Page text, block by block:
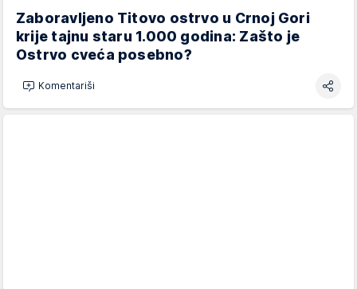
Zaboravljeno Titovo ostrvo u Crnoj Gori
krije tajnu staru 1.000 godina: Zašto je
Ostrvo cveća posebno?
Komentariši